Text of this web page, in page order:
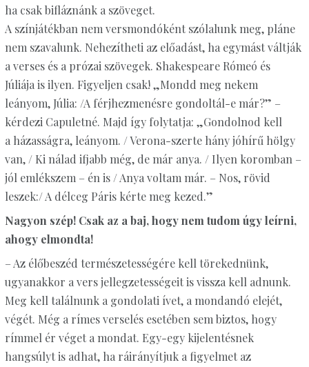
ha csak bifláznánk a szöveget.
A színjátékban nem versmondóként szólalunk meg, pláne
nem szavalunk. Nehezítheti az előadást, ha egymást váltják
a verses és a prózai szövegek. Shakespeare Rómeó és
Júliája is ilyen. Figyeljen csak! „Mondd meg nekem
leányom, Júlia: /A férjhezmenésre gondoltál-e már?” –
kérdezi Capuletné. Majd így folytatja: „Gondolnod kell
a házasságra, leányom. / Verona-szerte hány jóhírű hölgy
van, / Ki nálad ifjabb még, de már anya. / Ilyen koromban –
jól emlékszem – én is / Anya voltam már. – Nos, rövid
leszek:/ A délceg Páris kérte meg kezed.”
Nagyon szép! Csak az a baj, hogy nem tudom úgy leírni,
ahogy elmondta!
– Az élőbeszéd természetességére kell törekednünk,
ugyanakkor a vers jellegzetességeit is vissza kell adnunk.
Meg kell találnunk a gondolati ívet, a mondandó elejét,
végét. Még a rímes verselés esetében sem biztos, hogy
rímmel ér véget a mondat. Egy-egy kijelentésnek
hangsúlyt is adhat, ha ráirányítjuk a figyelmet az